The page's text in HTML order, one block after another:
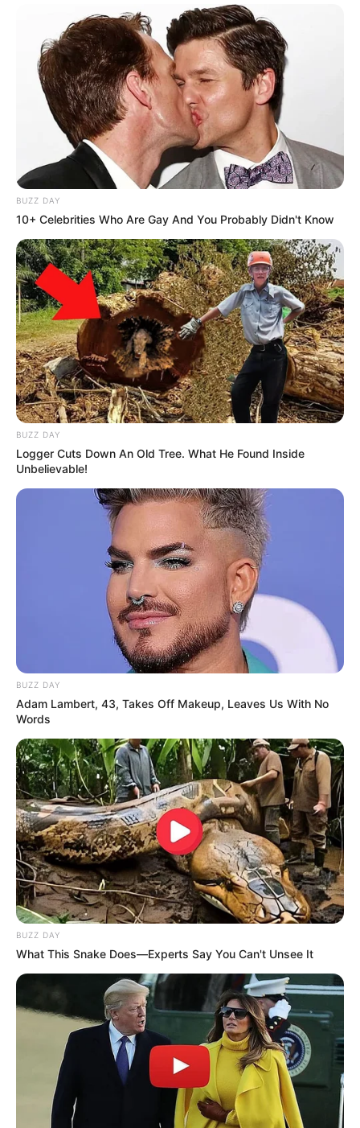
BUZZ DAY
10+ Celebrities Who Are Gay And You Probably Didn't Know
BUZZ DAY
Logger Cuts Down An Old Tree. What He Found Inside
Unbelievable!
BUZZ DAY
Adam Lambert, 43, Takes Off Makeup, Leaves Us With No
Words
BUZZ DAY
What This Snake Does—Experts Say You Can't Unsee It